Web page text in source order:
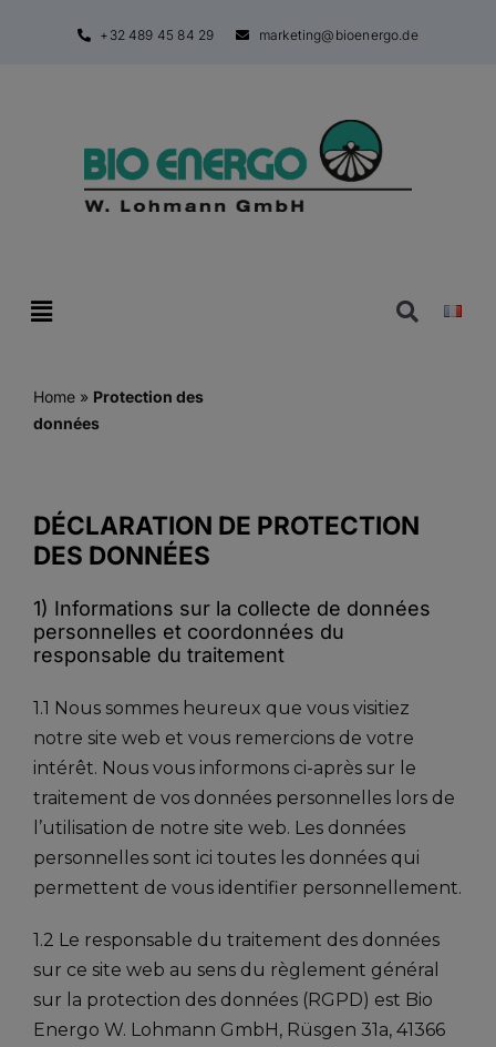
+32 489 45 84 29 marketing@bioenergo.de
Toggle
Home» Protection des
données
DÉCLARATION DE PROTECTION
DES DONNÉES
1) Informations sur la collecte de données
personnelles et coordonnées du
responsable du traitement
1.1 Nous sommes heureux que vous visitiez
notre site web et vous remercions de votre
intérêt. Nous vous informons ci-après sur le
traitement de vos données personnelles lors de
l’utilisation de notre site web. Les données
personnelles sont ici toutes les données qui
permettent de vous identifier personnellement.
1.2 Le responsable du traitement des données
sur ce site web au sens du règlement général
sur la protection des données (RGPD) est Bio
Energo W. Lohmann GmbH, Rüsgen 31a, 41366